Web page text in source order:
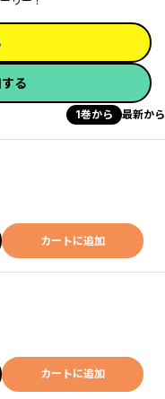
る
1巻から 最新から
カートに追加
カートに追加